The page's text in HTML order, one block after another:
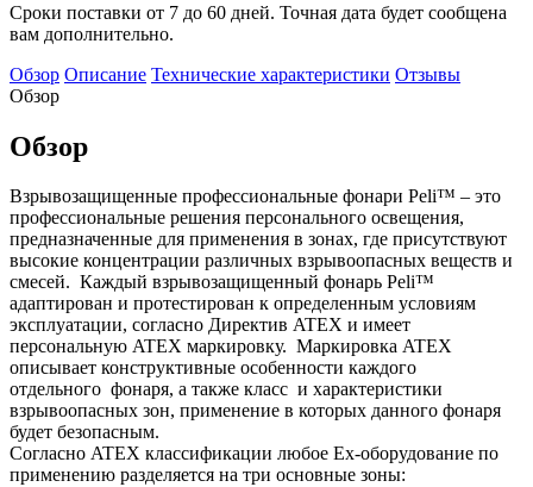
Сроки поставки от 7 до 60 дней. Точная дата будет сообщена
вам дополнительно.
Обзор Описание Технические характеристики Отзывы
Обзор
Обзор
Взрывозащищенные профессиональные фонари Peli™ – это
профессиональные решения персонального освещения,
предназначенные для применения в зонах, где присутствуют
высокие концентрации различных взрывоопасных веществ и
смесей. Каждый взрывозащищенный фонарь Peli™
адаптирован и протестирован к определенным условиям
эксплуатации, согласно Директив ATEX и имеет
персональную ATEX маркировку. Маркировка ATEX
описывает конструктивные особенности каждого
отдельного фонаря, а также класс и характеристики
взрывоопасных зон, применение в которых данного фонаря
будет безопасным.
Согласно ATEX классификации любое Ex-оборудование по
применению разделяется на три основные зоны: